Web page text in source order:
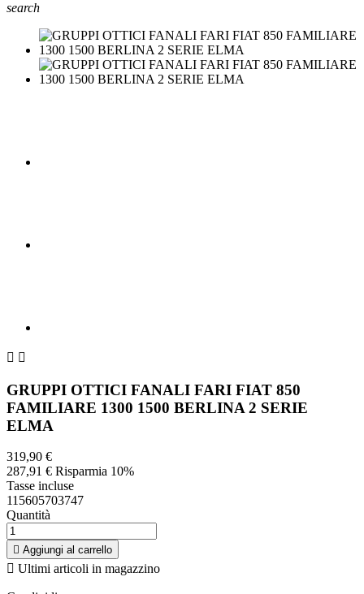
search
GRUPPI OTTICI FANALI FARI FIAT 850
FAMILIARE 1300 1500 BERLINA 2 SERIE
319,90 €
287,91 €Risparmia 10%
Tasse incluse
Quantità
 Aggiungi al carrello
Ultimi articoli in magazzino
Condividi
Condividi